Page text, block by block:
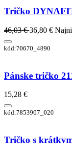
Tričko
46,03 €36,80 €
kód:70670_4890
Pánske tričko
15,28 €
kód:7853907_020
Tričko s